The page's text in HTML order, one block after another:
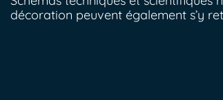
décoration peuvent également s’y